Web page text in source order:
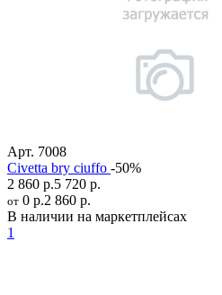
Арт. 7008
Civetta bry ciuffo -50%
2 860 р.5 720 р.
от 0 р.2 860 р.
В наличии на маркетплейсах
1